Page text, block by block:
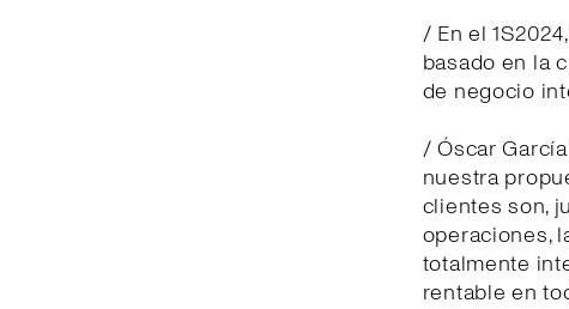
/ En el
basado en la
de negocio
/ Óscar
nuestra
clientes son,
operaciones,
totalmente
rentable en